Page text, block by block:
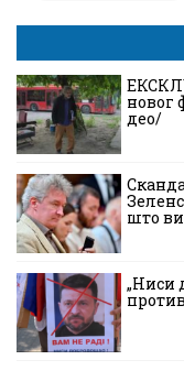
новог
део/
што
„Ниси